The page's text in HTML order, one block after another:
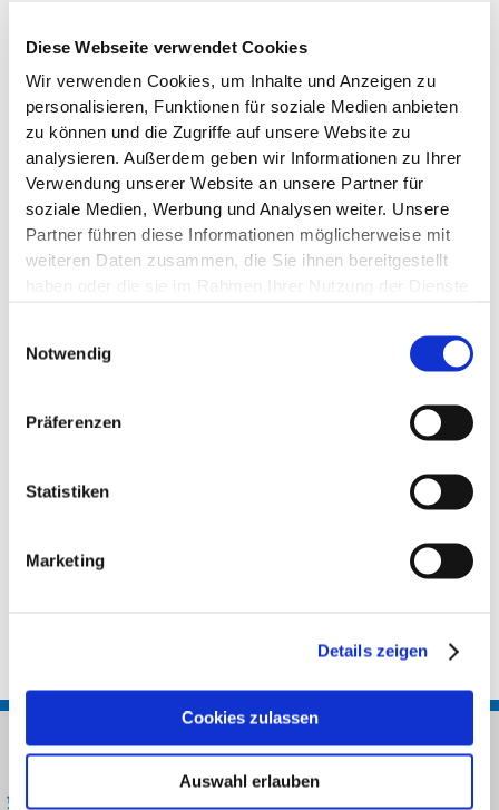
Diese Webseite verwendet Cookies
Wir verwenden Cookies, um Inhalte und Anzeigen zu
personalisieren, Funktionen für soziale Medien anbieten
zu können und die Zugriffe auf unsere Website zu
analysieren. Außerdem geben wir Informationen zu Ihrer
Verwendung unserer Website an unsere Partner für
soziale Medien, Werbung und Analysen weiter. Unsere
Partner führen diese Informationen möglicherweise mit
weiteren Daten zusammen, die Sie ihnen bereitgestellt
haben oder die sie im Rahmen Ihrer Nutzung der Dienste
Notwendig
Präferenzen
Statistiken
Marketing
Details zeigen
Cookies zulassen
Auswahl erlauben
Kollagenfasern beschädigen können:
Hautalterungszeichen, wie lichtbedingte
Unebenmäßigkeiten im Hautbild und Falten, werden
sichtbarer. Die Anti-Falten-Creme wirkt allen Zeichen der
Hautalterung entgegen, indem sie die wirksamsten,
dermatologischen Aktivstoffe vereint. Speziell
entwickelt, um in der Nacht die täglichen Schädigungen
der Haut auszugleichen und sie gegen externe
Umwelteinflüsse zu stärken. Resveratrol natürlichen
Ursprungs sorgt für eine gezielte Wirkung bei einem
unebenmäßigem Hautbild. Anti-Aging-Biopeptide und
Vulkanisches Wasser aus Vichy mit 15 Mineralien stärkt
die Hautbarriere und wirkt neutralisierend auf den pH-
und ebenmäßiger aus. Gesichtskonturen wirken wie
redefiniert.